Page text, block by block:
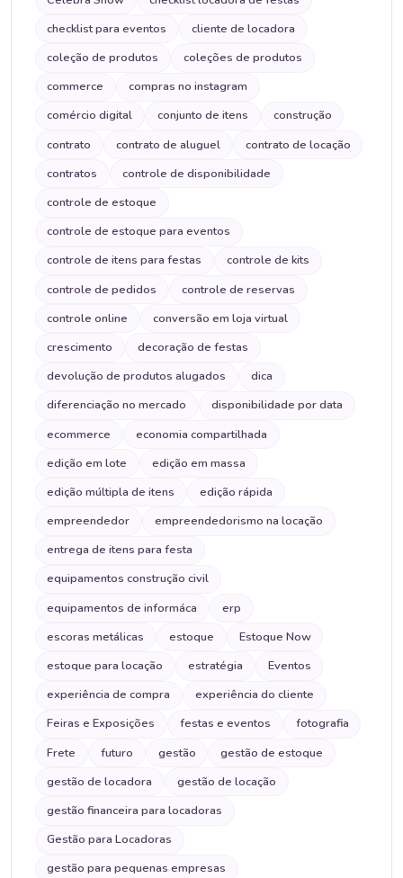
checklist para eventos
cliente de locadora
coleção de produtos
coleções de produtos
commerce
compras no instagram
comércio digital
conjunto de itens
construção
contrato
contrato de aluguel
contrato de locação
contratos
controle de disponibilidade
controle de estoque
controle de estoque para eventos
controle de itens para festas
controle de kits
controle de pedidos
controle de reservas
controle online
conversão em loja virtual
crescimento
decoração de festas
devolução de produtos alugados
dica
diferenciação no mercado
disponibilidade por data
ecommerce
economia compartilhada
edição em lote
edição em massa
edição múltipla de itens
edição rápida
empreendedor
empreendedorismo na locação
entrega de itens para festa
equipamentos construção civil
equipamentos de informáca
erp
escoras metálicas
estoque
Estoque Now
estoque para locação
estratégia
Eventos
experiência de compra
experiência do cliente
Feiras e Exposições
festas e eventos
fotografia
Frete
futuro gestão
gestão de estoque
gestão de locadora
gestão de locação
gestão financeira para locadoras
Gestão para Locadoras
gestão para pequenas empresas